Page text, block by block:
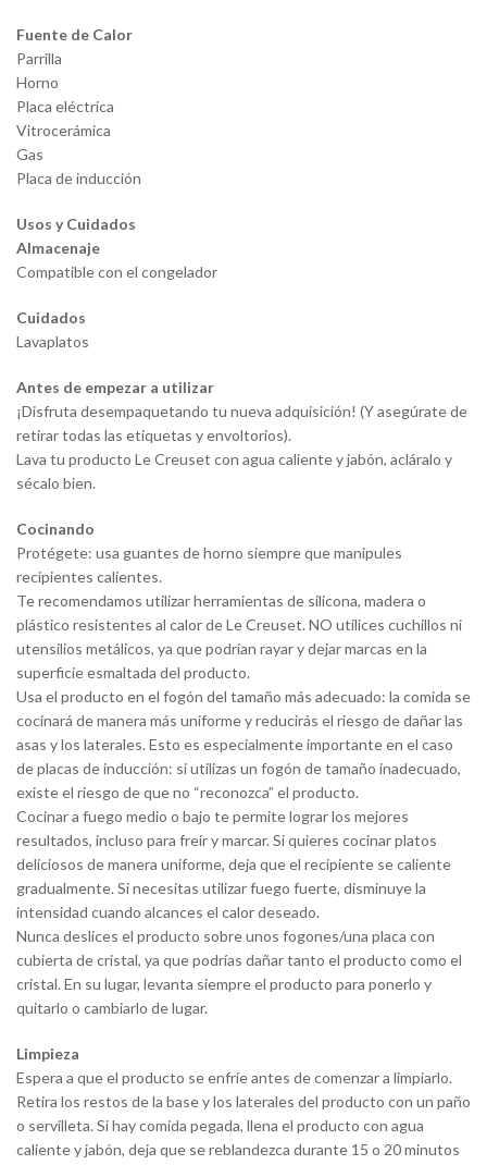
Fuente de Calor
Parrilla
Horno
Placa eléctrica
Vitrocerámica
Gas
Placa de inducción
Usos y Cuidados
Almacenaje
Compatible con el congelador
Cuidados
Lavaplatos
Antes de empezar a utilizar
¡Disfruta desempaquetando tu nueva adquisición! (Y asegúrate de
retirar todas las etiquetas y envoltorios).
Lava tu producto Le Creuset con agua caliente y jabón, acláralo y
sécalo bien.
Cocinando
Protégete: usa guantes de horno siempre que manipules
recipientes calientes.
Te recomendamos utilizar herramientas de silicona, madera o
plástico resistentes al calor de Le Creuset. NO utilices cuchillos ni
utensilios metálicos, ya que podrían rayar y dejar marcas en la
superficie esmaltada del producto.
Usa el producto en el fogón del tamaño más adecuado: la comida se
cocinará de manera más uniforme y reducirás el riesgo de dañar las
asas y los laterales. Esto es especialmente importante en el caso
de placas de inducción: si utilizas un fogón de tamaño inadecuado,
existe el riesgo de que no “reconozca” el producto.
Cocinar a fuego medio o bajo te permite lograr los mejores
resultados, incluso para freír y marcar. Si quieres cocinar platos
deliciosos de manera uniforme, deja que el recipiente se caliente
gradualmente. Si necesitas utilizar fuego fuerte, disminuye la
intensidad cuando alcances el calor deseado.
Nunca deslices el producto sobre unos fogones/una placa con
cubierta de cristal, ya que podrías dañar tanto el producto como el
cristal. En su lugar, levanta siempre el producto para ponerlo y
quitarlo o cambiarlo de lugar.
Limpieza
Espera a que el producto se enfríe antes de comenzar a limpiarlo.
Retira los restos de la base y los laterales del producto con un paño
o servilleta. Si hay comida pegada, llena el producto con agua
caliente y jabón, deja que se reblandezca durante 15 o 20 minutos